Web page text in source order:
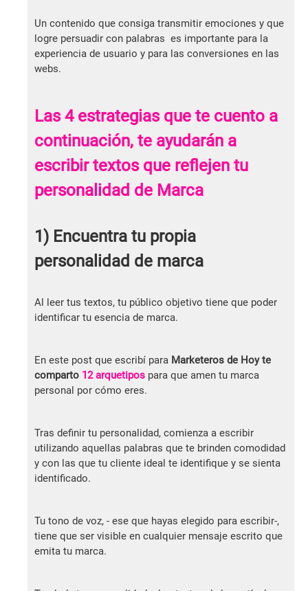
Un contenido que consiga transmitir emociones y que
logre persuadir con palabras es importante para la
experiencia de usuario y para las conversiones en las
webs.
Las 4 estrategias que te cuento a
continuación, te ayudarán a
escribir textos que reflejen tu
personalidad de Marca
1) Encuentra tu propia
personalidad de marca
Al leer tus textos, tu público objetivo tiene que poder
identificar tu esencia de marca.
En este post que escribí para Marketeros de Hoy te
comparto 12 arquetipos para que amen tu marca
personal por cómo eres.
Tras definir tu personalidad, comienza a escribir
utilizando aquellas palabras que te brinden comodidad
y con las que tu cliente ideal te identifique y se sienta
identificado.
Tu tono de voz, - ese que hayas elegido para escribir-,
tiene que ser visible en cualquier mensaje escrito que
emita tu marca.